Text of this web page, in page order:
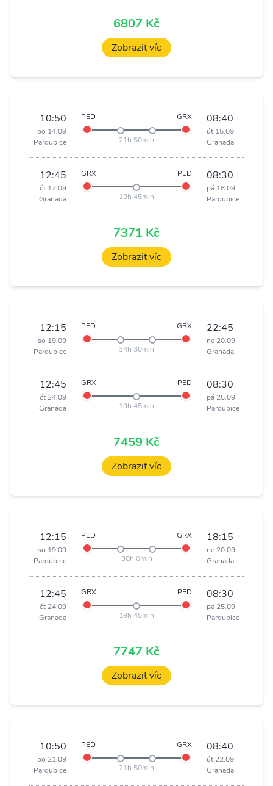
6807 Kč
Zobrazit víc
10:50
po 14.09
Pardubice
PED GRX
21h 50min
08:40
út 15.09
Granada
12:45
čt 17.09
Granada
GRX PED
19h 45min
08:30
pá 18.09
Pardubice
7371 Kč
Zobrazit víc
12:15
so 19.09
Pardubice
PED GRX
34h 30min
22:45
ne 20.09
Granada
12:45
čt 24.09
Granada
GRX PED
19h 45min
08:30
pá 25.09
Pardubice
7459 Kč
Zobrazit víc
12:15
so 19.09
Pardubice
PED GRX
30h 0min
18:15
ne 20.09
Granada
12:45
čt 24.09
Granada
GRX PED
19h 45min
08:30
pá 25.09
Pardubice
7747 Kč
Zobrazit víc
10:50
po 21.09
Pardubice
PED GRX
21h 50min
08:40
út 22.09
Granada